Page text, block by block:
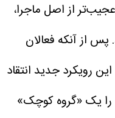
از اصل ماجرا،
پس از آنکه فعالان
رویکرد جدید انتقاد
را یک «گروه کوچک»